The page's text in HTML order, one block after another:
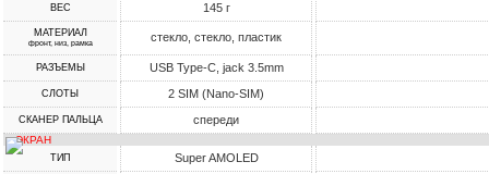
ВЕС 145 г
МАТЕРИАЛ
фронт, низ, рамка стекло, стекло, пластик
РАЗЪЕМЫ USB Type-C, jack 3.5mm
СЛОТЫ 2 SIM (Nano-SIM)
СКАНЕР ПАЛЬЦА спереди
ЭКРАН
ТИП Super AMOLED